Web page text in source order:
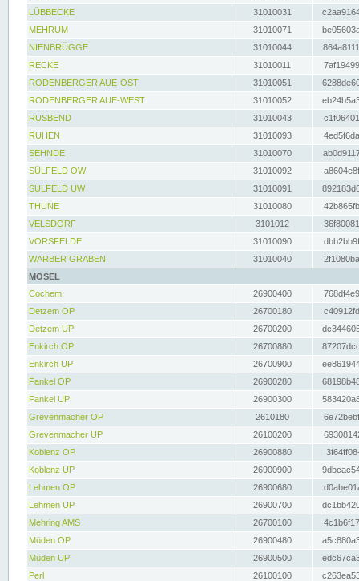
LÜBBECKE
31010031
MEHRUM
31010071
NIENBRÜGGE
31010044
RECKE
31010011
RODENBERGER AUE-OST
31010051
RODENBERGER AUE-WEST
31010052
RUSBEND
31010043
RÜHEN
31010093
SEHNDE
31010070
SÜLFELD OW
31010092
SÜLFELD UW
31010091
THUNE
31010080
VELSDORF
3101012
VORSFELDE
31010090
WARBER GRABEN
31010040
MOSEL
Cochem
26900400
Detzem OP
26700180
Detzem UP
26700200
Enkirch OP
26700880
Enkirch UP
26700900
Fankel OP
26900280
Fankel UP
26900300
Grevenmacher OP
2610180
Grevenmacher UP
26100200
Koblenz OP
26900880
Koblenz UP
26900900
Lehmen OP
26900680
Lehmen UP
26900700
Mehring AMS
26700100
Müden OP
26900480
Müden UP
26900500
Perl
26100100